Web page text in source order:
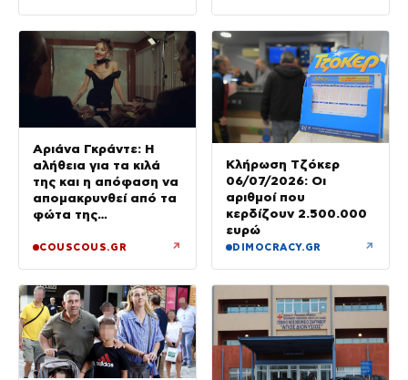
Αριάνα Γκράντε: Η
αλήθεια για τα κιλά
της και η απόφαση να
απομακρυνθεί από τα
φώτα της
COUSCOUS.GR ↗
Κλήρωση Τζόκερ
06/07/2026: Οι
αριθμοί που
κερδίζουν 2.500.000
ευρώ
DIMOCRACY.GR ↗